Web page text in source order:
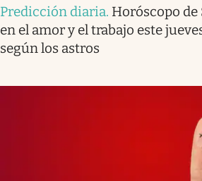
Predicción diaria. Horóscopo
en el amor y el trabajo este
según los astros